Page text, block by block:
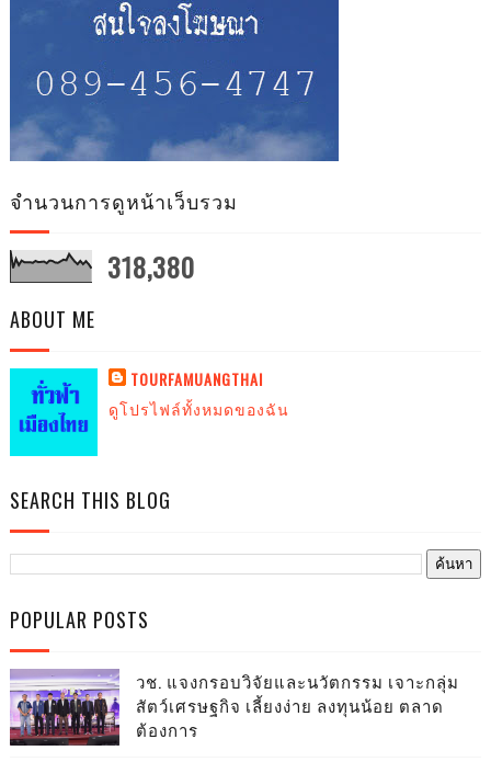
จำนวนการดูหน้าเว็บรวม
318,380
ABOUT ME
TOURFAMUANGTHAI
ดูโปรไฟล์ทั้งหมดของฉัน
SEARCH THIS BLOG
POPULAR POSTS
วช. แจงกรอบวิจัยและนวัตกรรม เจาะกลุ่ม
สัตว์เศรษฐกิจ เลี้ยงง่าย ลงทุนน้อย ตลาด
ต้องการ